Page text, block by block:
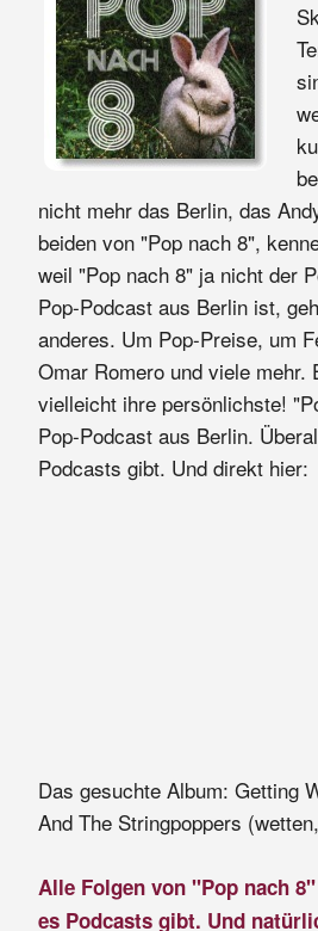
nicht mehr das Berlin, das
beiden von "Pop nach 8",
weil "Pop nach 8" ja nicht der
Pop-Podcast aus Berlin ist,
anderes. Um Pop-Preise, um
Omar Romero und viele mehr.
vielleicht ihre persönlichste!
Pop-Podcast aus Berlin.
Podcasts gibt. Und direkt hier:
Das gesuchte Album: Getting
And The Stringpoppers
Alle Folgen von "Pop nach
es Podcasts gibt. Und